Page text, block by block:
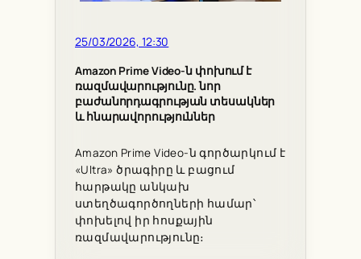
25/03/2026, 12:30
Amazon Prime Video-ն փոխում է
ռազմավարությունը. նոր
բաժանորդագրության տեսակներ
և հնարավորություններ
Amazon Prime Video-ն գործարկում է
«Ultra» ծրագիրը և բացում
հարթակը անկախ
ստեղծագործողների համար՝
փոխելով իր հոսքային
ռազմավարությունը։